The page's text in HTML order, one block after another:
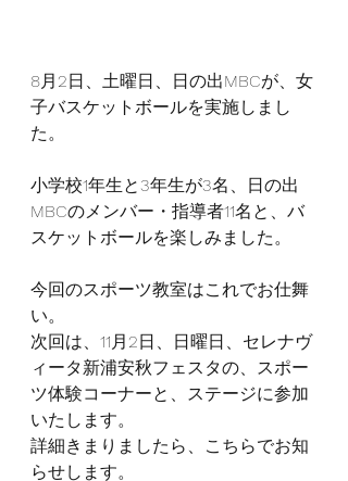
8月2日、土曜日、日の出MBCが、女
子バスケットボールを実施しまし
た。
小学校1年生と3年生が3名、日の出
MBCのメンバー・指導者11名と、バ
スケットボールを楽しみました。
今回のスポーツ教室はこれでお仕舞
い。
次回は、11月2日、日曜日、セレナヴ
ィータ新浦安秋フェスタの、スポー
ツ体験コーナーと、ステージに参加
いたします。
詳細きまりましたら、こちらでお知
らせします。